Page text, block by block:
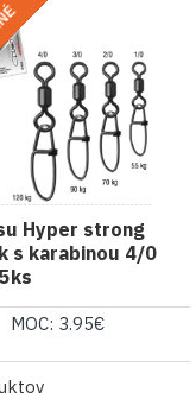
Hyper strong
s karabinou 4/0
MOC: 3.95€